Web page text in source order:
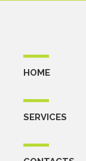
HOME
SERVICES